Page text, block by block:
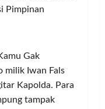
Pimpinan
Gak
milik Iwan Fals
Kapolda. Para
tampak